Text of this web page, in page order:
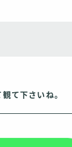
て下さいね。